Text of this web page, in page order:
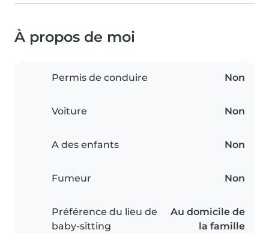
À propos de moi
Permis de conduire Non
Voiture Non
A des enfants Non
Fumeur Non
Préférence du lieu de
baby-sitting
Au domicile de
la famille